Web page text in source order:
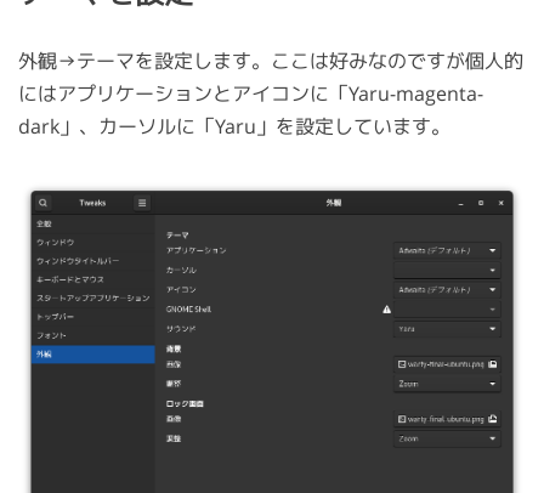
外観→テーマを設定します。ここは好みなのですが個人的
にはアプリケーションとアイコンに「Yaru-magenta-
dark」、カーソルに「Yaru」を設定しています。